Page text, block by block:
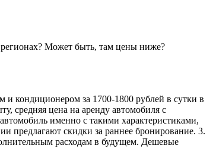
регионах? Может быть, там цены ниже?
кондиционером за 1700-1800 рублей в сутки в
средняя цена на аренду автомобиля с
именно с такими характеристиками,
предлагают скидки за раннее бронирование. 3.
расходам в будущем. Дешевые